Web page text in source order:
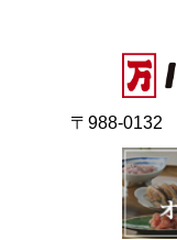
〒988-0132